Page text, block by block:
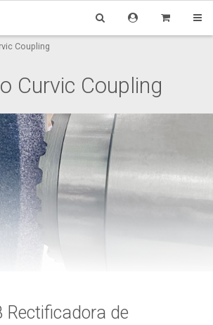
Coupling
Curvic Coupling
Rectificadora de